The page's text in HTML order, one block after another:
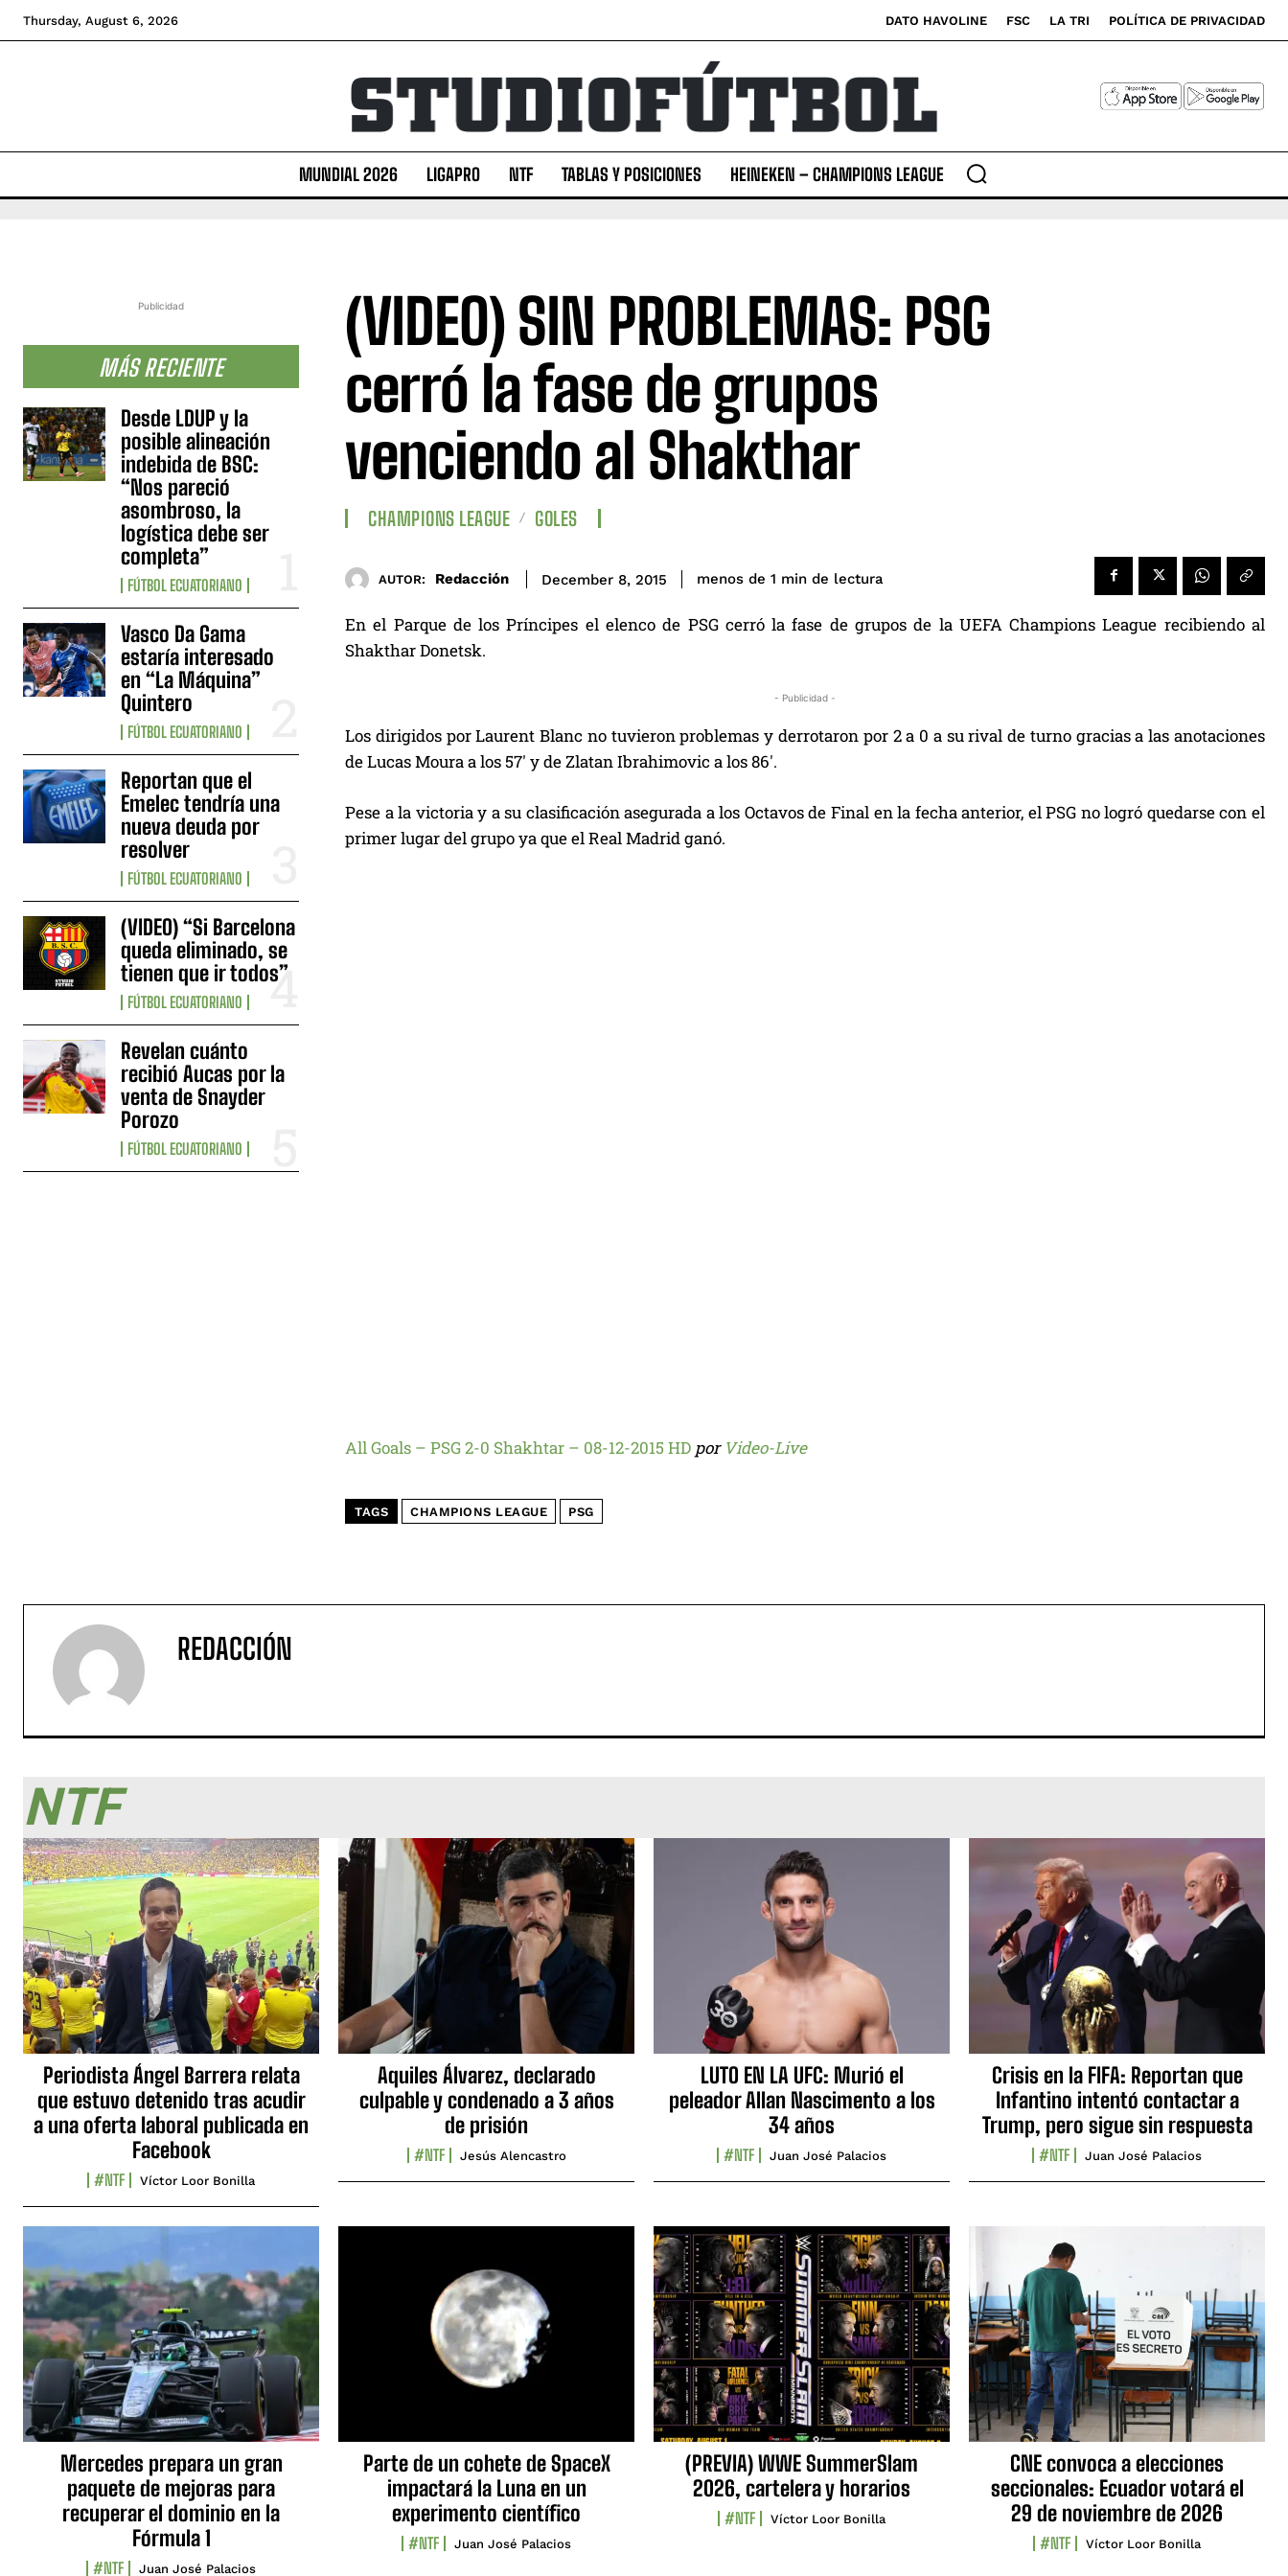
Thursday, August 6, 2026 DATO HAVOLINE FSC LA TRI POLÍTICA DE PRIVACIDAD
MUNDIAL 2026 LIGAPRO NTF TABLAS Y POSICIONES HEINEKEN – CHAMPIONS LEAGUE
Publicidad
MÁS RECIENTE
Desde LDUP y la
posible alineación
indebida de BSC:
“Nos pareció
asombroso, la
logística debe ser
completa”
FÚTBOL ECUATORIANO
Vasco Da Gama
estaría interesado
en “La Máquina”
Quintero
FÚTBOL ECUATORIANO
Reportan que el
Emelec tendría una
nueva deuda por
resolver
FÚTBOL ECUATORIANO
(VIDEO) “Si Barcelona
queda eliminado, se
tienen que ir todos”
FÚTBOL ECUATORIANO
Revelan cuánto
recibió Aucas por la
venta de Snayder
Porozo
FÚTBOL ECUATORIANO
(VIDEO) SIN PROBLEMAS: PSG
cerró la fase de grupos
venciendo al Shakthar
CHAMPIONS LEAGUE GOLES
AUTOR: Redacción December 8, 2015 menos de 1 min de lectura
En el Parque de los Príncipes el elenco de PSG cerró la fase de grupos de la UEFA Champions League recibiendo al
Shakthar Donetsk.
- Publicidad -
Los dirigidos por Laurent Blanc no tuvieron problemas y derrotaron por 2 a 0 a su rival de turno gracias a las anotaciones
de Lucas Moura a los 57′ y de Zlatan Ibrahimovic a los 86′.
Pese a la victoria y a su clasificación asegurada a los Octavos de Final en la fecha anterior, el PSG no logró quedarse con el
primer lugar del grupo ya que el Real Madrid ganó.
All Goals – PSG 2-0 Shakhtar – 08-12-2015 HD por Video-Live
TAGS CHAMPIONS LEAGUE PSG
REDACCIÓN
NTF
Periodista Ángel Barrera relata
que estuvo detenido tras acudir
a una oferta laboral publicada en
Facebook
#NTF Víctor Loor Bonilla
Aquiles Álvarez, declarado
culpable y condenado a 3 años
de prisión
#NTF Jesús Alencastro
LUTO EN LA UFC: Murió el
peleador Allan Nascimento a los
34 años
#NTF Juan José Palacios
Crisis en la FIFA: Reportan que
Infantino intentó contactar a
Trump, pero sigue sin respuesta
#NTF Juan José Palacios
Mercedes prepara un gran
paquete de mejoras para
recuperar el dominio en la
Fórmula 1
#NTF Juan José Palacios
Parte de un cohete de SpaceX
impactará la Luna en un
experimento científico
#NTF Juan José Palacios
(PREVIA) WWE SummerSlam
2026, cartelera y horarios
#NTF Víctor Loor Bonilla
CNE convoca a elecciones
seccionales: Ecuador votará el
29 de noviembre de 2026
#NTF Víctor Loor Bonilla